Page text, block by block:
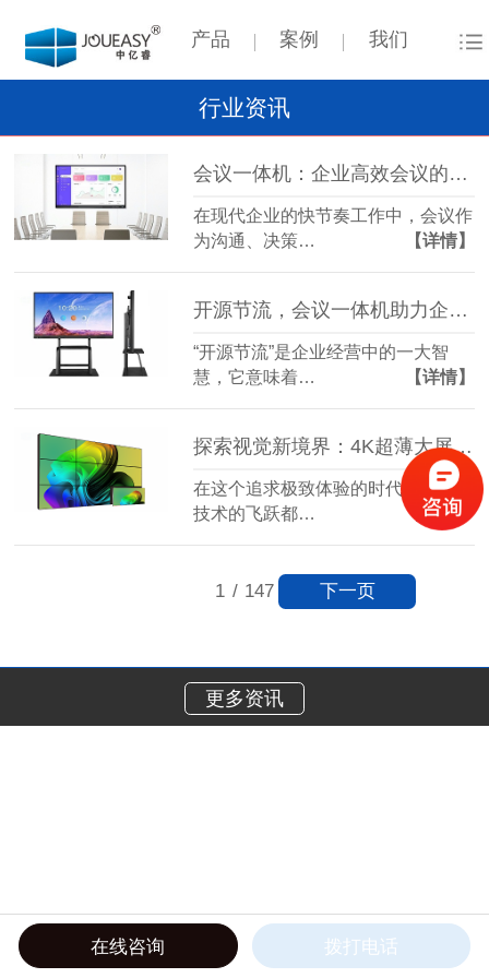
产品 案例 我们
行业资讯
会议一体机：企业高效会议的得力助手
在现代企业的快节奏工作中，会议作
为沟通、决策…
【详情】
开源节流，会议一体机助力企业智慧升级！
“开源节流”是企业经营中的一大智
慧，它意味着…
【详情】
探索视觉新境界：4K超薄大屏拼接屏，重塑你的视界体验！
在这个追求极致体验的时代，每一次
技术的飞跃都…
【详情】
1 / 147 下一页
更多资讯
在线电话 产品中心 工程案例 关于我们
在线咨询 拨打电话